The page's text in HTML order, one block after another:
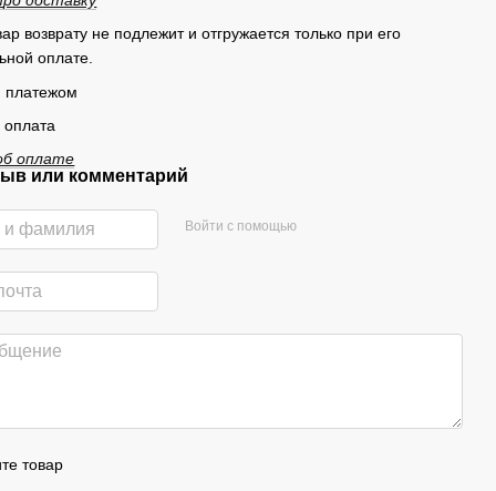
возврату не подлежит и отгружается только при его
оплате.
оплате
или комментарий
Войти с помощью
товар